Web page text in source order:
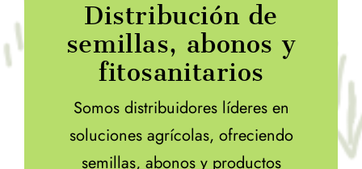
Distribución de
semillas, abonos y
fitosanitarios
Somos distribuidores líderes en
soluciones agrícolas, ofreciendo
semillas, abonos y productos